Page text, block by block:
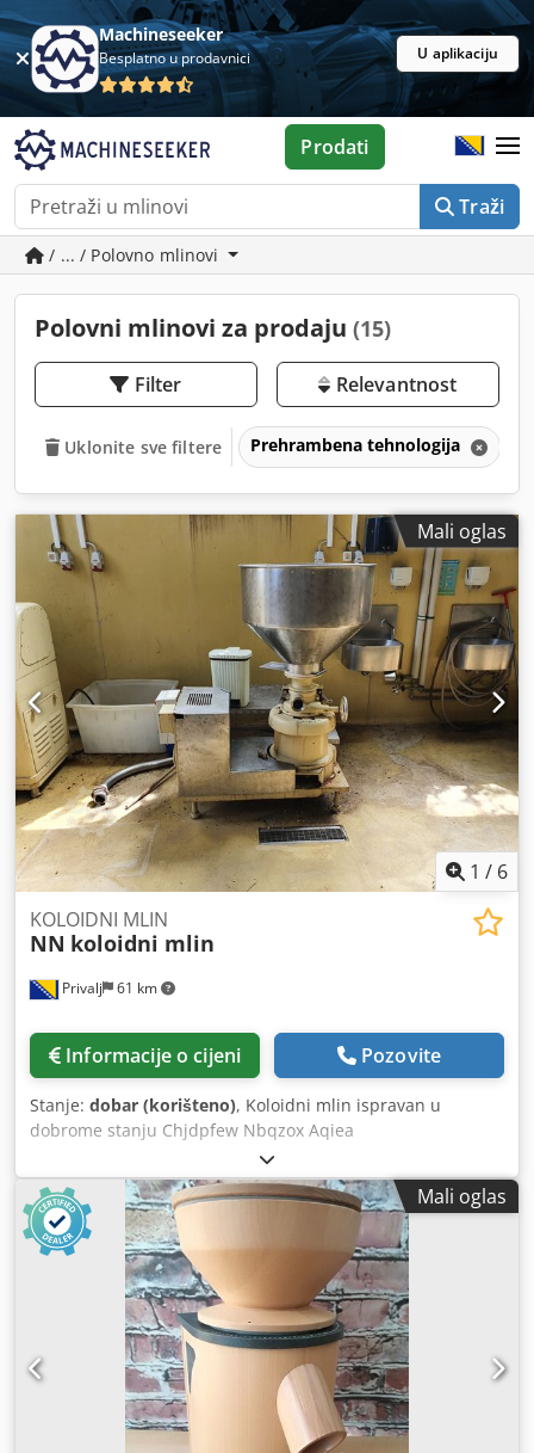
Machineseeker
Besplatno u prodavnici U aplikaciju
Traži
Prodati
/ ... / Polovno mlinovi
Polovni mlinovi za prodaju (15)
Filter Relevantnost
Uklonite sve filtere Prehrambena tehnologija
Mali oglas
1 / 6
Privalj 61 km
KOLOIDNI MLIN
NN koloidni mlin
Informacije o cijeni Pozovite
Stanje: dobar (korišteno), Koloidni mlin ispravan u
dobrome stanju Chjdpfew Nbqzox Aqiea
Mali oglas